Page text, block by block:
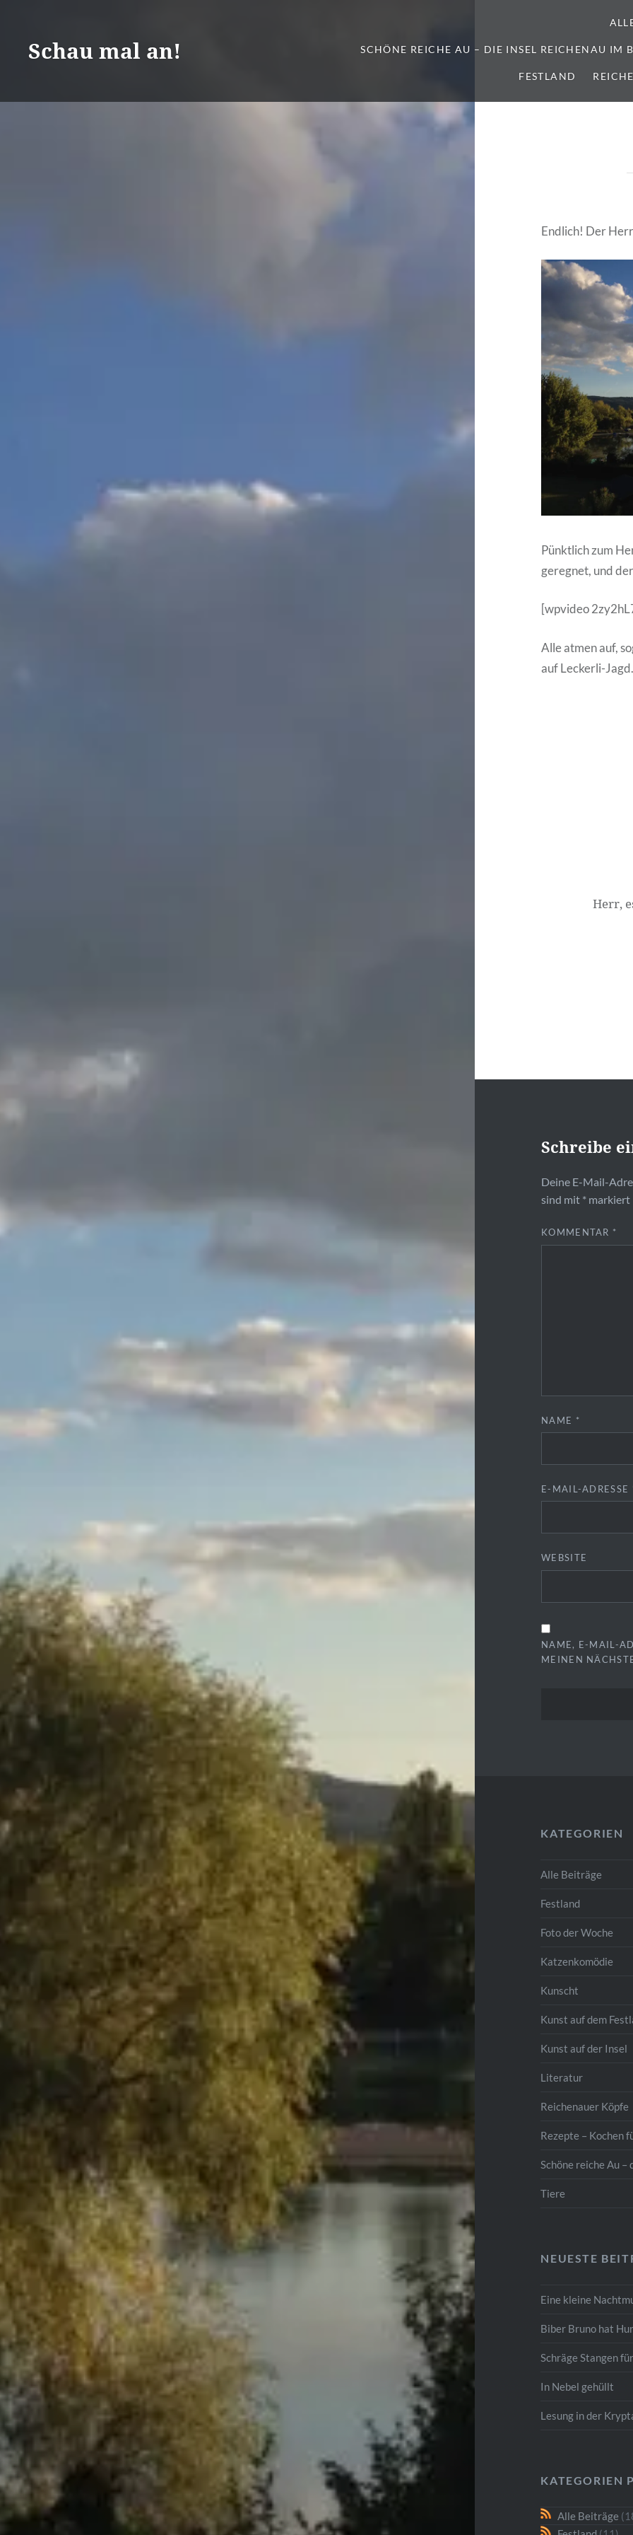
springenSchau mal an! SCHÖNE REICHE AU – DIE INSEL REICHENAU IM
FESTLAND
Endlich! Der
Pünktlich zum
geregnet, und
[wpvideo
Alle atmen auf,
auf Leckerli-
Herr,
Schreibe
Deine E-Mail-
sind mit * markiert
KOMMENTAR *
NAME *
E-MAIL-ADRESSE
WEBSITE
NAME, E-MAIL-
MEINEN
KATEGORIEN
Alle Beiträge
Festland
Foto der Woche
Katzenkomödie
Kunscht
Kunst auf dem
Kunst auf der Insel
Literatur
Reichenauer Köpfe
Rezepte – Kochen
Schöne reiche Au –
Tiere
NEUESTE
Eine kleine
Biber Bruno hat
Schräge Stangen
In Nebel gehüllt
Lesung in der
KATEGORIEN
Alle Beiträge